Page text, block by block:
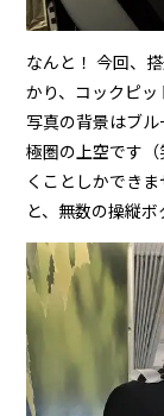
なんと！ 今回、
かり、コックピ
写真の背景はブ
極圏の上空です
くことしかでき
と、無数の操縦ボ